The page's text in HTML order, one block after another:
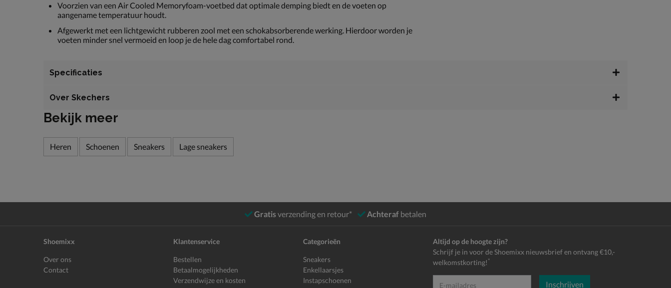
Voorzien van een Air Cooled Memoryfoam-voetbed dat optimale demping biedt en de voeten op
aangename temperatuur houdt.
Afgewerkt met een lichtgewicht rubberen zool met een schokabsorberende werking. Hierdoor worden je
voeten minder snel vermoeid en loop je de hele dag comfortabel rond.
Specificaties
Over Skechers
Bekijk meer
Heren Schoenen Sneakers Lage sneakers
Gratisverzending en retour* Achteraf betalen
Shoemixx
Over ons
Contact
Klantenservice
Bestellen
Betaalmogelijkheden
Verzendwijze en kosten
Categorieën
Sneakers
Enkellaarsjes
Instapschoenen
Altijd op de hoogte zijn?
Schrijf je in voor de Shoemixx nieuwsbrief en ontvang €10,-
welkomstkorting! *
E-mailadres Inschrijven